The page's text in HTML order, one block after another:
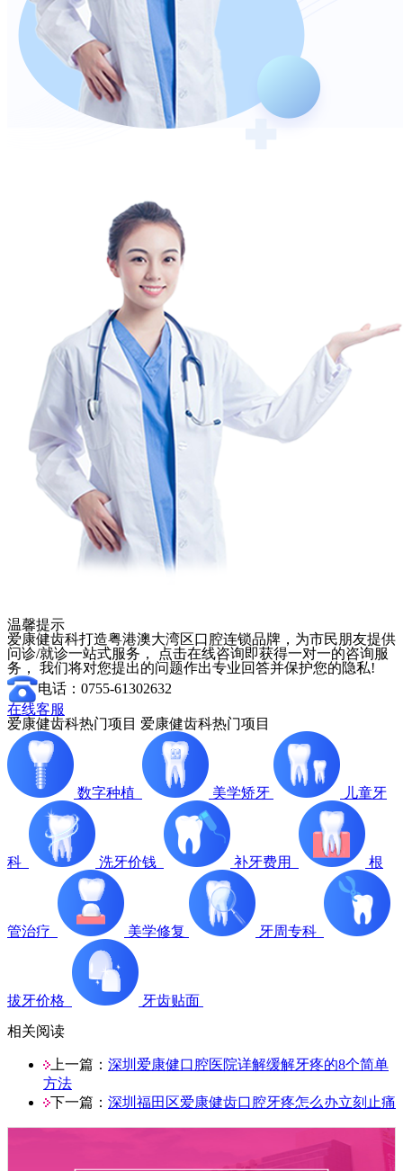
温馨提示
爱康健齿科打造粤港澳大湾区口腔连锁品牌，为市民朋友提供
问诊/就诊一站式服务， 点击在线咨询即获得一对一的咨询服
务， 我们将对您提出的问题作出专业回答并保护您的隐私!
电话：0755-61302632
在线客服
爱康健齿科热门项目 爱康健齿科热门项目
数字种植 美学矫牙 儿童牙
科 洗牙价钱 补牙费用 根
管治疗 美学修复 牙周专科
拔牙价格
牙齿贴面
相关阅读
上一篇： 深圳爱康健口腔医院详解缓解牙疼的8个简单
方法
下一篇： 深圳福田区爱康健齿口腔牙疼怎么办立刻止痛